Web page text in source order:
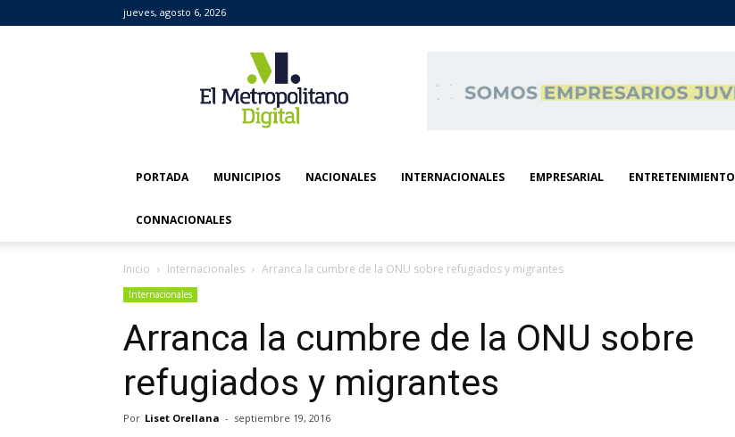
jueves, agosto 6, 2026
Metropolitano
Digital
PORTADA MUNICIPIOS NACIONALES INTERNACIONALES EMPRESARIAL ENTRETENIMIENTO
CONNACIONALES
Inicio Internacionales Arranca la cumbre de la ONU sobre refugiados y migrantes
Internacionales
Arranca la cumbre de la ONU sobre
refugiados y migrantes
Por Liset Orellana - septiembre 19, 2016